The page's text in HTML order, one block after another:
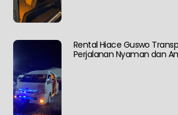
Rental Hiace Guswo
Perjalanan Nyaman dan